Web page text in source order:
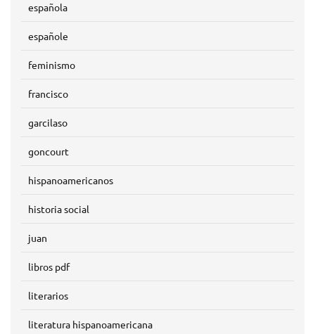
española
españole
feminismo
francisco
garcilaso
goncourt
hispanoamericanos
historia social
juan
libros pdf
literarios
literatura hispanoamericana